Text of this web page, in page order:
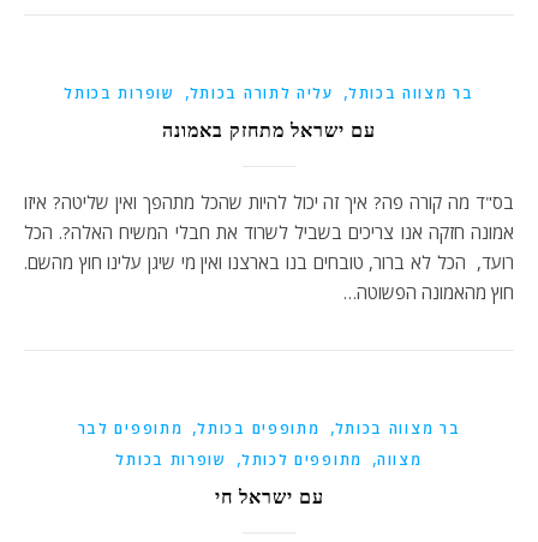
בר מצווה בכותל, עליה לתורה בכותל, שופרות בכותל
עם ישראל מתחזק באמונה
בס"ד מה קורה פה? איך זה יכול להיות שהכל מתהפך ואין שליטה? איזו
אמונה חזקה אנו צריכים בשביל לשרוד את חבלי המשיח האלה?. הכל
רועד, הכל לא ברור, טובחים בנו בארצנו ואין מי שיגן עלינו חוץ מהשם.
חוץ מהאמונה הפשוטה…
בר מצווה בכותל, מתופפים בכותל, מתופפים לבר
מצווה, מתופפים לכותל, שופרות בכותל
עם ישראל חי